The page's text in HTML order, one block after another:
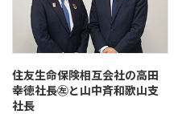
住友生命保険相互会社の高田
幸徳社長㊧と山中斉和歌山支
社長